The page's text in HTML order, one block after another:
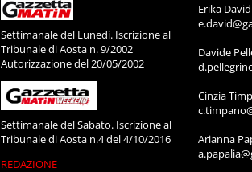
Settimanale del Lunedì. Iscrizione al
Tribunale di Aosta n. 9/2002
Autorizzazione del 20/05/2002
Settimanale del Sabato. Iscrizione al
Tribunale di Aosta n.4 del 4/10/2016
REDAZIONE
Erika David
Davide
Cinzia
Arianna